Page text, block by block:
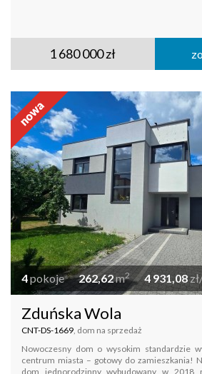
1 680 000 zł
4pokoje 262,62m2 4 931,08
Zduńska Wola
CNT-DS-1669, dom na sprzedaż
Nowoczesny dom o wysokim standardzie
centrum miasta – gotowy do zamieszkania!
dom jednorodzinny wybudowany w 2018